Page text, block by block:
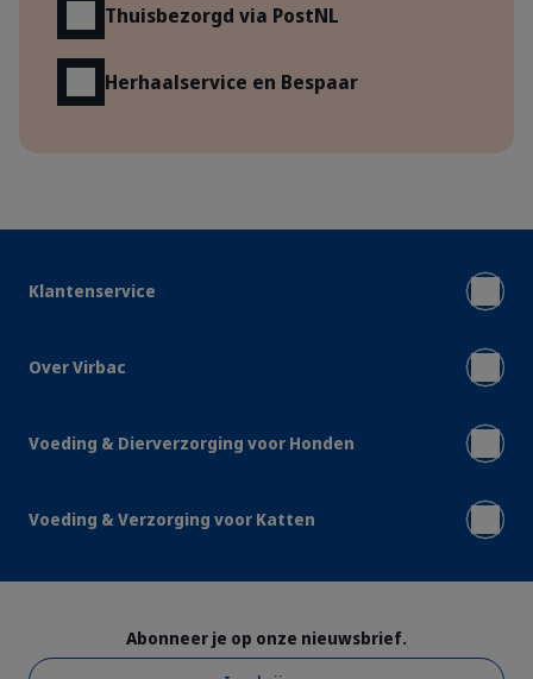
Thuisbezorgd via PostNL
Herhaalservice en Bespaar
Klantenservice
Over Virbac
Voeding & Dierverzorging voor Honden
Voeding & Verzorging voor Katten
Abonneer je op onze nieuwsbrief.